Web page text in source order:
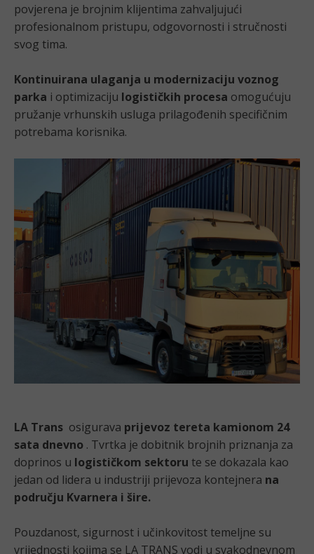
povjerena je brojnim klijentima zahvaljujući
profesionalnom pristupu, odgovornosti i stručnosti
svog tima.
Kontinuirana ulaganja u modernizaciju voznog
parka i optimizaciju logističkih procesa omogućuju
pružanje vrhunskih usluga prilagođenih specifičnim
potrebama korisnika.
LA Trans osigurava prijevoz tereta kamionom 24
sata dnevno . Tvrtka je dobitnik brojnih priznanja za
doprinos u logističkom sektoru te se dokazala kao
jedan od lidera u industriji prijevoza kontejnera na
području Kvarnera i šire.
Pouzdanost, sigurnost i učinkovitost temeljne su
vrijednosti kojima se LA TRANS vodi u svakodnevnom